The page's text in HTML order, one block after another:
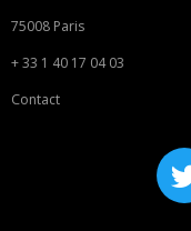
75008 Paris
+ 33 1 40 17 04 03
Contact